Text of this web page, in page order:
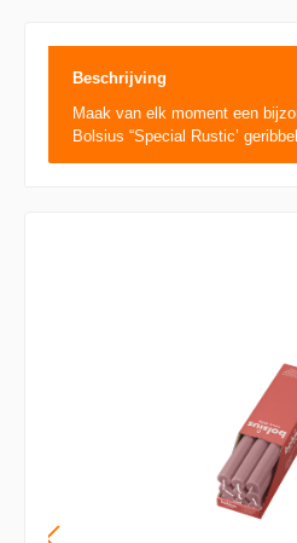
Beschrijving
Maak van elk moment een
Bolsius “Special Rustic’